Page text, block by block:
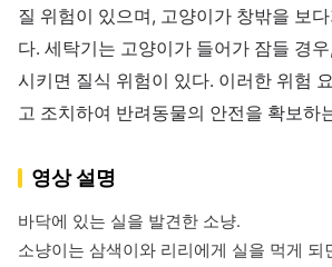
질 위험이 있으며, 고양이가 창밖을 보
다. 세탁기는 고양이가 들어가 잠들 경
시키면 질식 위험이 있다. 이러한 위험
고 조치하여 반려동물의 안전을 확보하
영상 설명
바닥에 있는 실을 발견한 소냥.
소냥이는 삼색이와 리리에게 실을 먹게 되